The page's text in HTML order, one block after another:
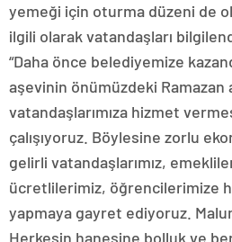
yemeği için oturma düzeni de
ilgili olarak vatandaşları
“Daha önce belediyemize
aşevinin önümüzdeki Ramazan
vatandaşlarımıza hizmet
çalışıyoruz. Böylesine zorlu
gelirli vatandaşlarımız,
ücretlilerimiz, öğrencilerimize
yapmaya gayret ediyoruz.
Herkesin hanesine bolluk ve